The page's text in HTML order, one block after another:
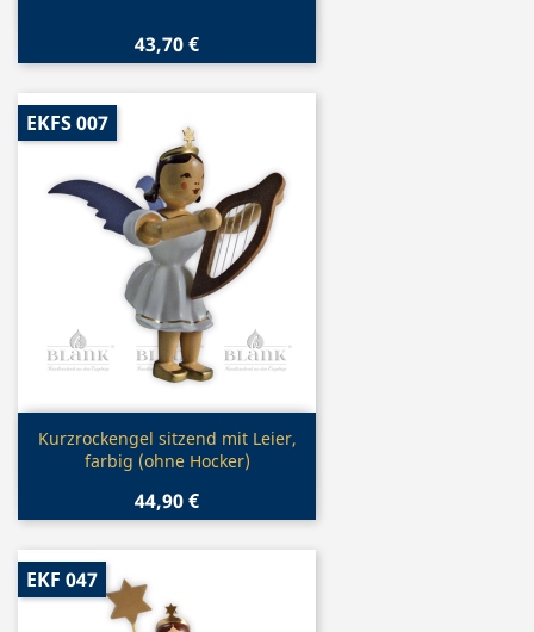
43,70 €
Vorschau
Kurzrockengel sitzend mit Leier,
farbig (ohne Hocker)
44,90 €
EKFS 007
EKF 047